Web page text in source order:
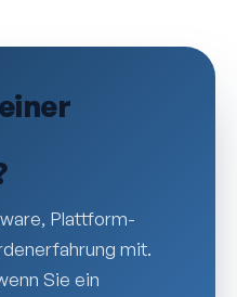
Plattform­
mit.
Sie ein